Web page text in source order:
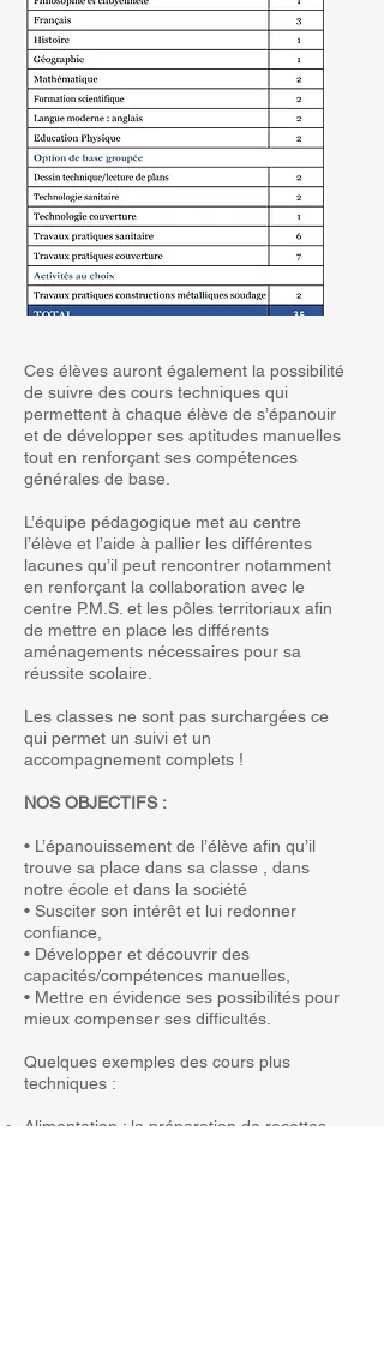
Ces élèves auront également la possibilité
de suivre des cours techniques qui
permettent à chaque élève de s’épanouir
et de développer ses aptitudes manuelles
tout en renforçant ses compétences
générales de base.
L’équipe pédagogique met au centre
l’élève et l’aide à pallier les différentes
lacunes qu’il peut rencontrer notamment
en renforçant la collaboration avec le
centre P.M.S. et les pôles territoriaux afin
de mettre en place les différents
aménagements nécessaires pour sa
réussite scolaire.
Les classes ne sont pas surchargées ce
qui permet un suivi et un
accompagnement complets !
NOS OBJECTIFS :
• L’épanouissement de l’élève afin qu’il
trouve sa place dans sa classe , dans
notre école et dans la société
• Susciter son intérêt et lui redonner
confiance,
• Développer et découvrir des
capacités/compétences manuelles,
• Mettre en évidence ses possibilités pour
mieux compenser ses difficultés.
Quelques exemples des cours plus
techniques :
Alimentation : la préparation de recettes